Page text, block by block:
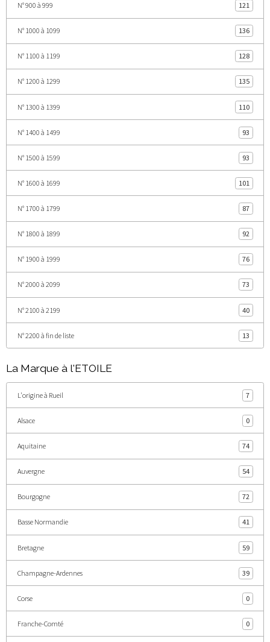
N° 900 à 999 121
N° 1000 à 1099 136
N° 1100 à 1199 128
N° 1200 à 1299 135
N° 1300 à 1399 110
N° 1400 à 1499 93
N° 1500 à 1599 93
N° 1600 à 1699 101
N° 1700 à 1799 87
N° 1800 à 1899 92
N° 1900 à 1999 76
N° 2000 à 2099 73
N° 2100 à 2199 40
N° 2200 à fin de liste 13
La Marque à l'ETOILE
L'origine à Rueil 7
Alsace 0
Aquitaine 74
Auvergne 54
Bourgogne 72
Basse Normandie 41
Bretagne 59
Champagne-Ardennes 39
Corse 0
Franche-Comté 0